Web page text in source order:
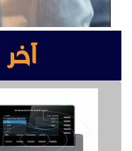
آخر